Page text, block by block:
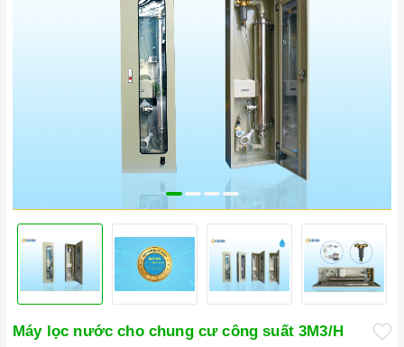
Máy lọc nước cho chung cư công suất 3M3/H